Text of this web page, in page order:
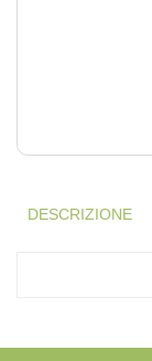
DESCRIZIONE